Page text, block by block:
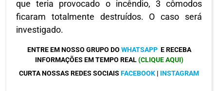
que teria provocado o incêndio, 3 cômodos
ficaram totalmente destruídos. O caso será
investigado.
ENTRE EM NOSSO GRUPO DO WHATSAPP E RECEBA
INFORMAÇÕES EM TEMPO REAL(CLIQUE AQUI)
CURTA NOSSAS REDES SOCIAIS FACEBOOK | INSTAGRAM